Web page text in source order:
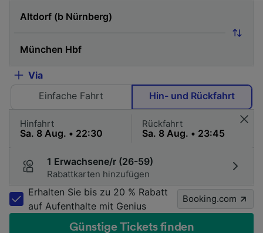
Via
Einfache Fahrt
Hin- und Rückfahrt
Hinfahrt Rückfahrt
1 Erwachsene/r (26-59)
Rabattkarten hinzufügen
Erhalten Sie bis zu 20 % Rabatt
auf Aufenthalte mit Genius
Booking.com
Günstige Tickets finden